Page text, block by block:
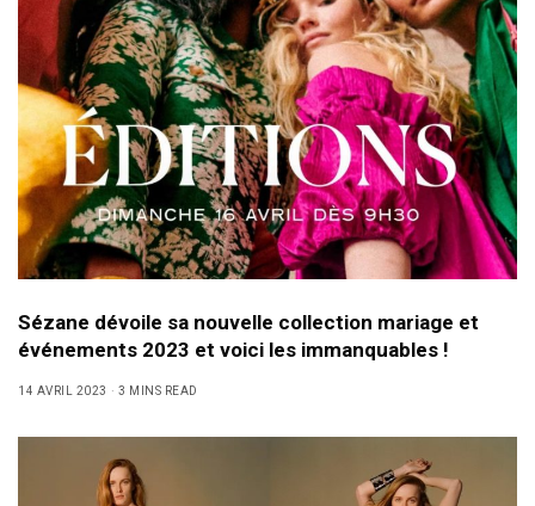
Sézane dévoile sa nouvelle collection mariage et
événements 2023 et voici les immanquables !
14 AVRIL 2023 3 MINS READ